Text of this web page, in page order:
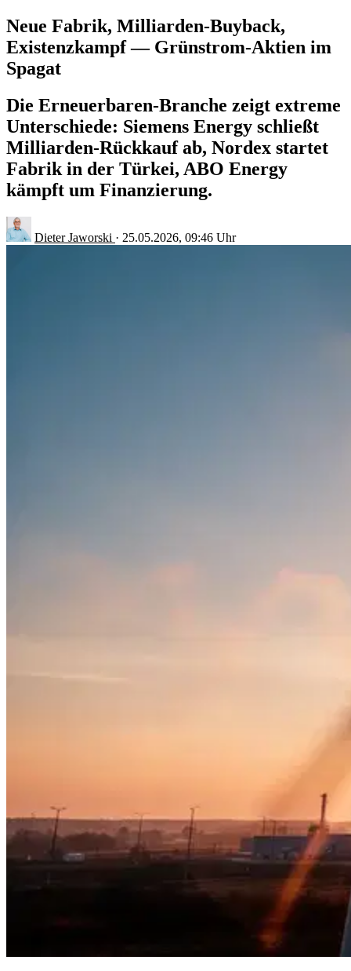
Neue Fabrik, Milliarden-Buyback,
Existenzkampf — Grünstrom-Aktien im
Spagat
Die Erneuerbaren-Branche zeigt extreme
Unterschiede: Siemens Energy schließt
Milliarden-Rückkauf ab, Nordex startet
Fabrik in der Türkei, ABO Energy
kämpft um Finanzierung.
Dieter Jaworski · 25.05.2026, 09:46 Uhr